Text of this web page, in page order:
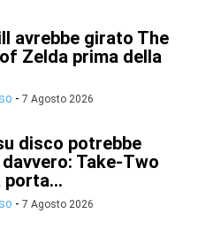
avrebbe girato The
Zelda prima della
- 7 Agosto 2026
disco potrebbe
Take-Two
porta...
- 7 Agosto 2026